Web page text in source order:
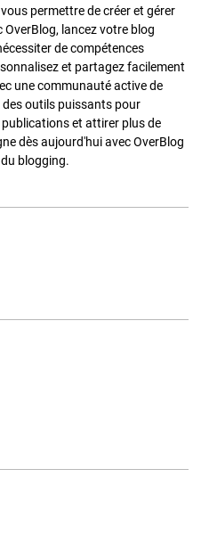
permettre de créer et gérer
lancez votre blog
de compétences
et partagez facilement
une communauté active de
outils puissants pour
et attirer plus de
dès aujourd'hui avec OverBlog
blogging.